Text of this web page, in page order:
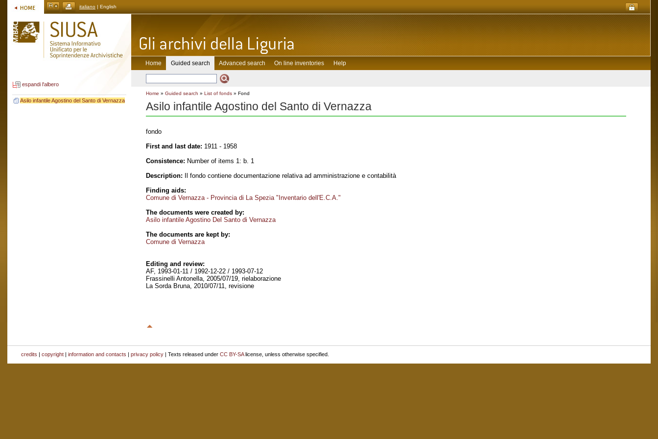
italiano | English
espandi l'albero
Asilo infantile Agostino del Santo di Vernazza
Home Guided search Advanced search On line inventories Help
Home » Guided search » List of fonds » Fond
Asilo infantile Agostino del Santo di Vernazza
fondo
First and last date: 1911 - 1958
Consistence: Number of items 1: b. 1
Description: Il fondo contiene documentazione relativa ad amministrazione e contabilità
Finding aids:
Comune di Vernazza - Provincia di La Spezia "Inventario dell'E.C.A."
The documents were created by:
Asilo infantile Agostino Del Santo di Vernazza
The documents are kept by:
Comune di Vernazza
Editing and review:
AF, 1993-01-11 / 1992-12-22 / 1993-07-12
Frassinelli Antonella, 2005/07/19, rielaborazione
La Sorda Bruna, 2010/07/11, revisione
credits copyright information and contacts privacy policy | Texts released under CC BY-SAlicense, unless otherwise specified.